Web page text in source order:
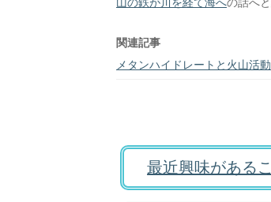
関連記事
メタンハイドレートと火山活動
最近興味がある